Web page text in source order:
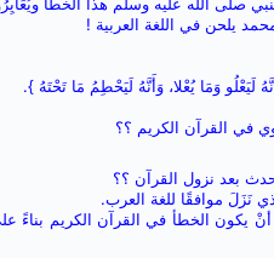
يلحن في اللغة العربية !
لَيَعْلُو وَمَا يُعْلا، وَأَنَّهُ لَيَحْطِمُ مَا تَحْتَهُ }.
في القرآن الكريم ؟؟
بعد نزول القرآن ؟؟
نَزَلَ موافقًا للغة العرب.
يكون الخطأ في القرآن الكريم بناءً